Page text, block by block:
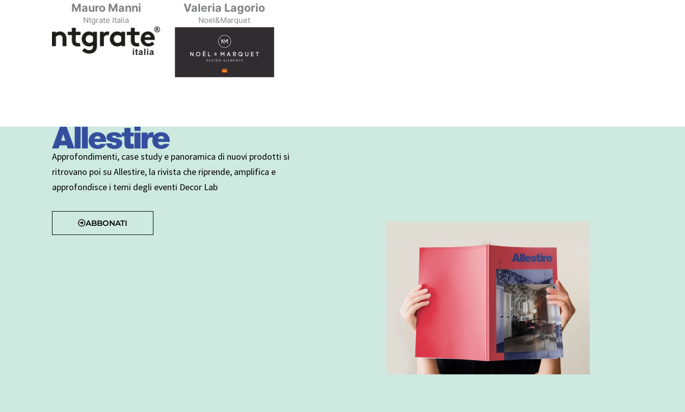
Mauro Manni
Ntgrate Italia
Valeria Lagorio
Noel&Marquet
Approfondimenti, case study e panoramica di nuovi prodotti si
ritrovano poi su Allestire, la rivista che riprende, amplifica e
approfondisce i temi degli eventi Decor Lab
ABBONATI